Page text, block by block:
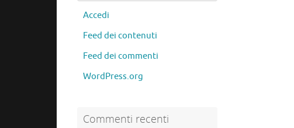
Accedi
Feed dei contenuti
Feed dei commenti
WordPress.org
Commenti recenti